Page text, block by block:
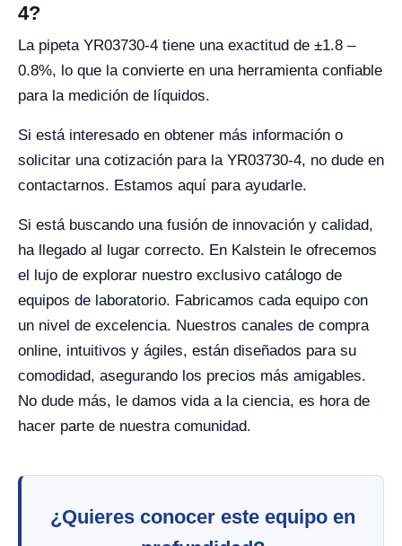
4?
La pipeta YR03730-4 tiene una exactitud de ±1.8 –
0.8%, lo que la convierte en una herramienta confiable
para la medición de líquidos.
Si está interesado en obtener más información o
solicitar una cotización para la YR03730-4, no dude en
contactarnos. Estamos aquí para ayudarle.
Si está buscando una fusión de innovación y calidad,
ha llegado al lugar correcto. En Kalstein le ofrecemos
el lujo de explorar nuestro exclusivo catálogo de
equipos de laboratorio. Fabricamos cada equipo con
un nivel de excelencia. Nuestros canales de compra
online, intuitivos y ágiles, están diseñados para su
comodidad, asegurando los precios más amigables.
No dude más, le damos vida a la ciencia, es hora de
hacer parte de nuestra comunidad.
¿Quieres conocer este equipo en